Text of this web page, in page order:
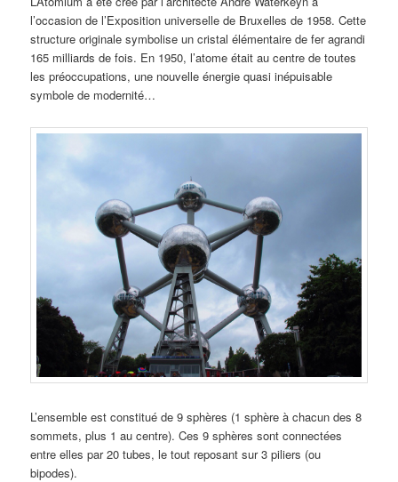
l’occasion de l’Exposition universelle de Bruxelles de 1958. Cette
structure originale symbolise un cristal élémentaire de fer agrandi
165 milliards de fois. En 1950, l’atome était au centre de toutes
les préoccupations, une nouvelle énergie quasi inépuisable
symbole de modernité…
L’ensemble est constitué de 9 sphères (1 sphère à chacun des 8
sommets, plus 1 au centre). Ces 9 sphères sont connectées
entre elles par 20 tubes, le tout reposant sur 3 piliers (ou
bipodes).